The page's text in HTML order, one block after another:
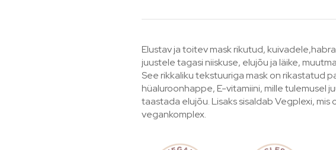
Elustav ja toitev mask rikutud,
juustele tagasi niiskuse, elujõu ja läike,
See rikkaliku tekstuuriga mask on rikastatud
hüaluroonhappe, E-vitamiini, mille tulemusel
taastada elujõu. Lisaks sisaldab Vegplexi,
vegankomplex.